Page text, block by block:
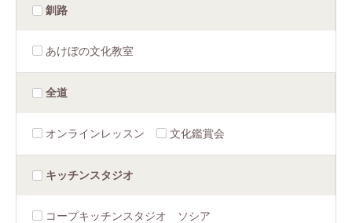
釧路
あけぼの文化教室
全道
オンラインレッスン 文化鑑賞会
キッチンスタジオ
コープキッチンスタジオ ソシア